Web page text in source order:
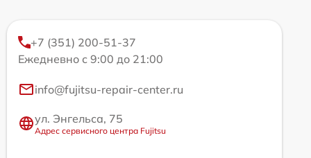
+7 (351) 200-51-37
Ежедневно с 9:00 до 21:00
info@fujitsu-repair-center.ru
ул. Энгельса, 75
Адрес сервисного центра Fujitsu